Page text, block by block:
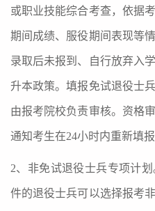
或职业技能综合考查，依据
期间成绩、服役期间表现等
录取后未报到、自行放弃入
升本政策。填报免试退役士
由报考院校负责审核。资格
通知考生在24小时内重新填报
2、非免试退役士兵专项计
件的退役士兵可以选择报考